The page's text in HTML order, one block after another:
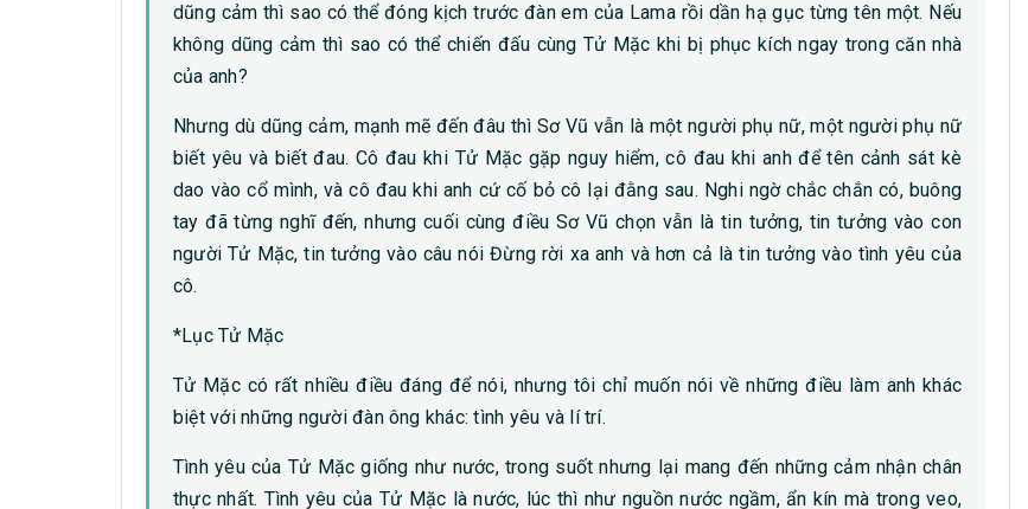
dũng cảm thì sao có thể đóng kịch trước đàn em của Lama rồi dần hạ gục từng tên một. Nếu
không dũng cảm thì sao có thể chiến đấu cùng Tử Mặc khi bị phục kích ngay trong căn nhà
của anh?
Nhưng dù dũng cảm, mạnh mẽ đến đâu thì Sơ Vũ vẫn là một người phụ nữ, một người phụ nữ
biết yêu và biết đau. Cô đau khi Tử Mặc gặp nguy hiểm, cô đau khi anh để tên cảnh sát kè
dao vào cổ mình, và cô đau khi anh cứ cố bỏ cô lại đằng sau. Nghi ngờ chắc chắn có, buông
tay đã từng nghĩ đến, nhưng cuối cùng điều Sơ Vũ chọn vẫn là tin tưởng, tin tưởng vào con
người Tử Mặc, tin tưởng vào câu nói Đừng rời xa anh và hơn cả là tin tưởng vào tình yêu của
cô.
*Lục Tử Mặc
Tử Mặc có rất nhiều điều đáng để nói, nhưng tôi chỉ muốn nói về những điều làm anh khác
biệt với những người đàn ông khác: tình yêu và lí trí.
Tình yêu của Tử Mặc giống như nước, trong suốt nhưng lại mang đến những cảm nhận chân
thực nhất. Tình yêu của Tử Mặc là nước, lúc thì như nguồn nước ngầm, ẩn kín mà trong veo,